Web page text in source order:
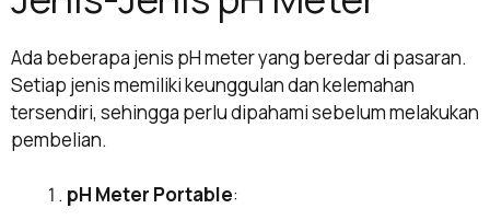
Ada beberapa jenis pH meter yang beredar di pasaran.
Setiap jenis memiliki keunggulan dan kelemahan
tersendiri, sehingga perlu dipahami sebelum melakukan
pembelian.
pH Meter Portable: